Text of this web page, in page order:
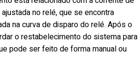
no relé, que se encontra
na curva de disparo do relé. Após o
o restabelecimento do sistema para
pode ser feito de forma manual ou